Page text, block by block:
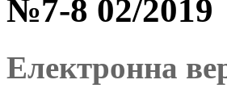
№7-8 02/2019
Електронна